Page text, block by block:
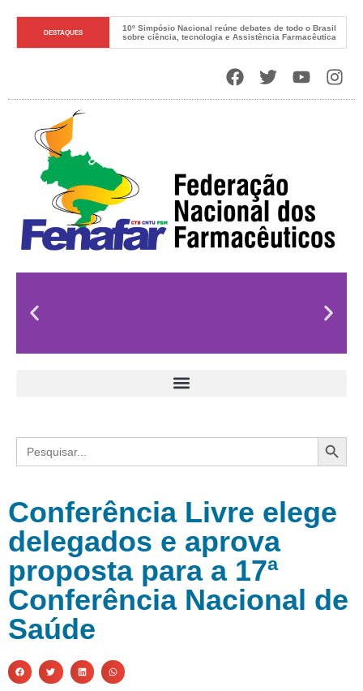
DESTAQUES
10º Simpósio Nacional reúne debates de todo o Brasil
sobre ciência, tecnologia e Assistência Farmacêutica
Search
for:
Conferência Livre elege
delegados e aprova
proposta para a 17ª
Conferência Nacional de
Saúde